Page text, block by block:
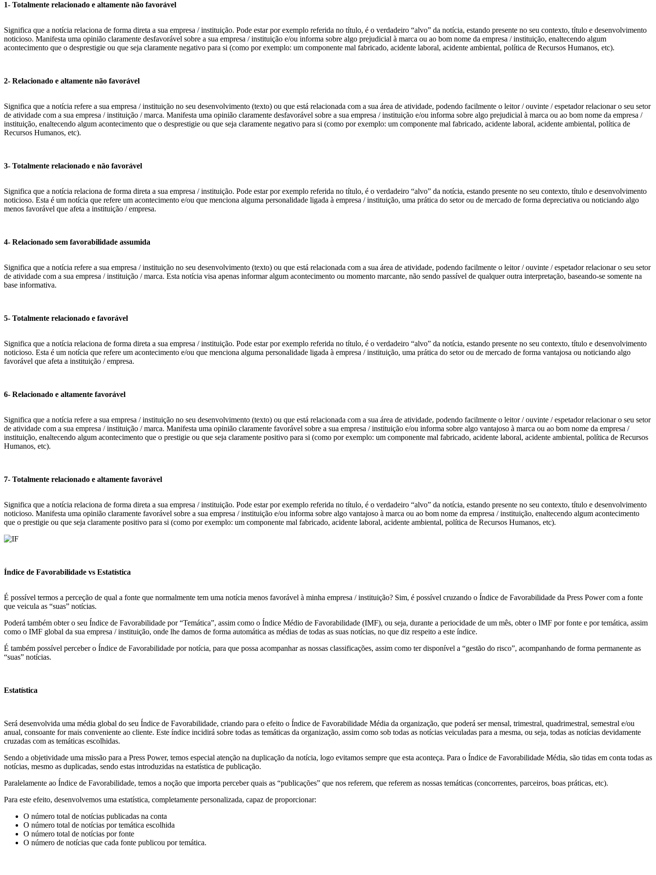
1- Totalmente relacionado e altamente não favorável
Significa que a notícia relaciona de forma direta a sua empresa / instituição. Pode estar por exemplo referida no título, é o verdadeiro “alvo” da notícia, estando presente no seu contexto, título e desenvolvimento
noticioso. Manifesta uma opinião claramente desfavorável sobre a sua empresa / instituição e/ou informa sobre algo prejudicial à marca ou ao bom nome da empresa / instituição, enaltecendo algum
acontecimento que o desprestigie ou que seja claramente negativo para si (como por exemplo: um componente mal fabricado, acidente laboral, acidente ambiental, política de Recursos Humanos, etc).
2- Relacionado e altamente não favorável
Significa que a notícia refere a sua empresa / instituição no seu desenvolvimento (texto) ou que está relacionada com a sua área de atividade, podendo facilmente o leitor / ouvinte / espetador relacionar o seu setor
de atividade com a sua empresa / instituição / marca. Manifesta uma opinião claramente desfavorável sobre a sua empresa / instituição e/ou informa sobre algo prejudicial à marca ou ao bom nome da empresa /
instituição, enaltecendo algum acontecimento que o desprestigie ou que seja claramente negativo para si (como por exemplo: um componente mal fabricado, acidente laboral, acidente ambiental, política de
Recursos Humanos, etc).
3- Totalmente relacionado e não favorável
Significa que a notícia relaciona de forma direta a sua empresa / instituição. Pode estar por exemplo referida no título, é o verdadeiro “alvo” da notícia, estando presente no seu contexto, título e desenvolvimento
noticioso. Esta é um notícia que refere um acontecimento e/ou que menciona alguma personalidade ligada à empresa / instituição, uma prática do setor ou de mercado de forma depreciativa ou noticiando algo
menos favorável que afeta a instituição / empresa.
4- Relacionado sem favorabilidade assumida
Significa que a notícia refere a sua empresa / instituição no seu desenvolvimento (texto) ou que está relacionada com a sua área de atividade, podendo facilmente o leitor / ouvinte / espetador relacionar o seu setor
de atividade com a sua empresa / instituição / marca. Esta notícia visa apenas informar algum acontecimento ou momento marcante, não sendo passível de qualquer outra interpretação, baseando-se somente na
base informativa.
5- Totalmente relacionado e favorável
Significa que a notícia relaciona de forma direta a sua empresa / instituição. Pode estar por exemplo referida no título, é o verdadeiro “alvo” da notícia, estando presente no seu contexto, título e desenvolvimento
noticioso. Esta é um notícia que refere um acontecimento e/ou que menciona alguma personalidade ligada à empresa / instituição, uma prática do setor ou de mercado de forma vantajosa ou noticiando algo
favorável que afeta a instituição / empresa.
6- Relacionado e altamente favorável
Significa que a notícia refere a sua empresa / instituição no seu desenvolvimento (texto) ou que está relacionada com a sua área de atividade, podendo facilmente o leitor / ouvinte / espetador relacionar o seu setor
de atividade com a sua empresa / instituição / marca. Manifesta uma opinião claramente favorável sobre a sua empresa / instituição e/ou informa sobre algo vantajoso à marca ou ao bom nome da empresa /
instituição, enaltecendo algum acontecimento que o prestigie ou que seja claramente positivo para si (como por exemplo: um componente mal fabricado, acidente laboral, acidente ambiental, política de Recursos
Humanos, etc).
7- Totalmente relacionado e altamente favorável
Significa que a notícia relaciona de forma direta a sua empresa / instituição. Pode estar por exemplo referida no título, é o verdadeiro “alvo” da notícia, estando presente no seu contexto, título e desenvolvimento
noticioso. Manifesta uma opinião claramente favorável sobre a sua empresa / instituição e/ou informa sobre algo vantajoso à marca ou ao bom nome da empresa / instituição, enaltecendo algum acontecimento
que o prestigie ou que seja claramente positivo para si (como por exemplo: um componente mal fabricado, acidente laboral, acidente ambiental, política de Recursos Humanos, etc).
Índice de Favorabilidade vs Estatística
É possível termos a perceção de qual a fonte que normalmente tem uma notícia menos favorável à minha empresa / instituição? Sim, é possível cruzando o Índice de Favorabilidade da Press Power com a fonte
que veicula as “suas” notícias.
Poderá também obter o seu Índice de Favorabilidade por “Temática”, assim como o Índice Médio de Favorabilidade (IMF), ou seja, durante a periocidade de um mês, obter o IMF por fonte e por temática, assim
como o IMF global da sua empresa / instituição, onde lhe damos de forma automática as médias de todas as suas notícias, no que diz respeito a este índice.
É também possível perceber o Índice de Favorabilidade por notícia, para que possa acompanhar as nossas classificações, assim como ter disponível a “gestão do risco”, acompanhando de forma permanente as
“suas” notícias.
Estatística
Será desenvolvida uma média global do seu Índice de Favorabilidade, criando para o efeito o Índice de Favorabilidade Média da organização, que poderá ser mensal, trimestral, quadrimestral, semestral e/ou
anual, consoante for mais conveniente ao cliente. Este índice incidirá sobre todas as temáticas da organização, assim como sob todas as notícias veiculadas para a mesma, ou seja, todas as notícias devidamente
cruzadas com as temáticas escolhidas.
Sendo a objetividade uma missão para a Press Power, temos especial atenção na duplicação da notícia, logo evitamos sempre que esta aconteça. Para o Índice de Favorabilidade Média, são tidas em conta todas as
notícias, mesmo as duplicadas, sendo estas introduzidas na estatística de publicação.
Paralelamente ao Índice de Favorabilidade, temos a noção que importa perceber quais as “publicações” que nos referem, que referem as nossas temáticas (concorrentes, parceiros, boas práticas, etc).
Para este efeito, desenvolvemos uma estatística, completamente personalizada, capaz de proporcionar:
O número total de notícias publicadas na conta
O número total de notícias por temática escolhida
O número total de notícias por fonte
O número de notícias que cada fonte publicou por temática.